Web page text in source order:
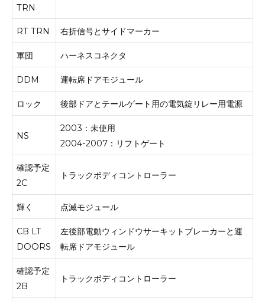
TRN
RT TRN 右折信号とサイドマーカー
軍団 ハーネスコネクタ
DDM 運転席ドアモジュール
ロック 後部ドアとテールゲート用の電気錠リレー用電源
NS
2003：未使用
2004-2007：リフトゲート
確認予定
2C
トラックボディコントローラー
輝く 点滅モジュール
CB LT
DOORS
左後部電動ウィンドウサーキットブレーカーと運
転席ドアモジュール
確認予定
2B
トラックボディコントローラー